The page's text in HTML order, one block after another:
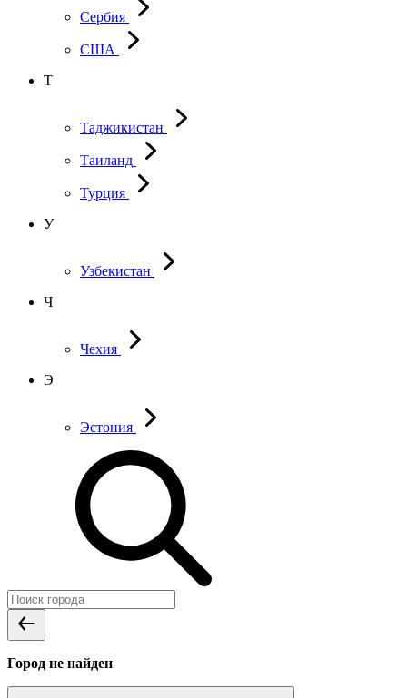
Сербия
США
Т
Таджикистан
Таиланд
Турция
У
Узбекистан
Ч
Чехия
Э
Эстония
Город не найден